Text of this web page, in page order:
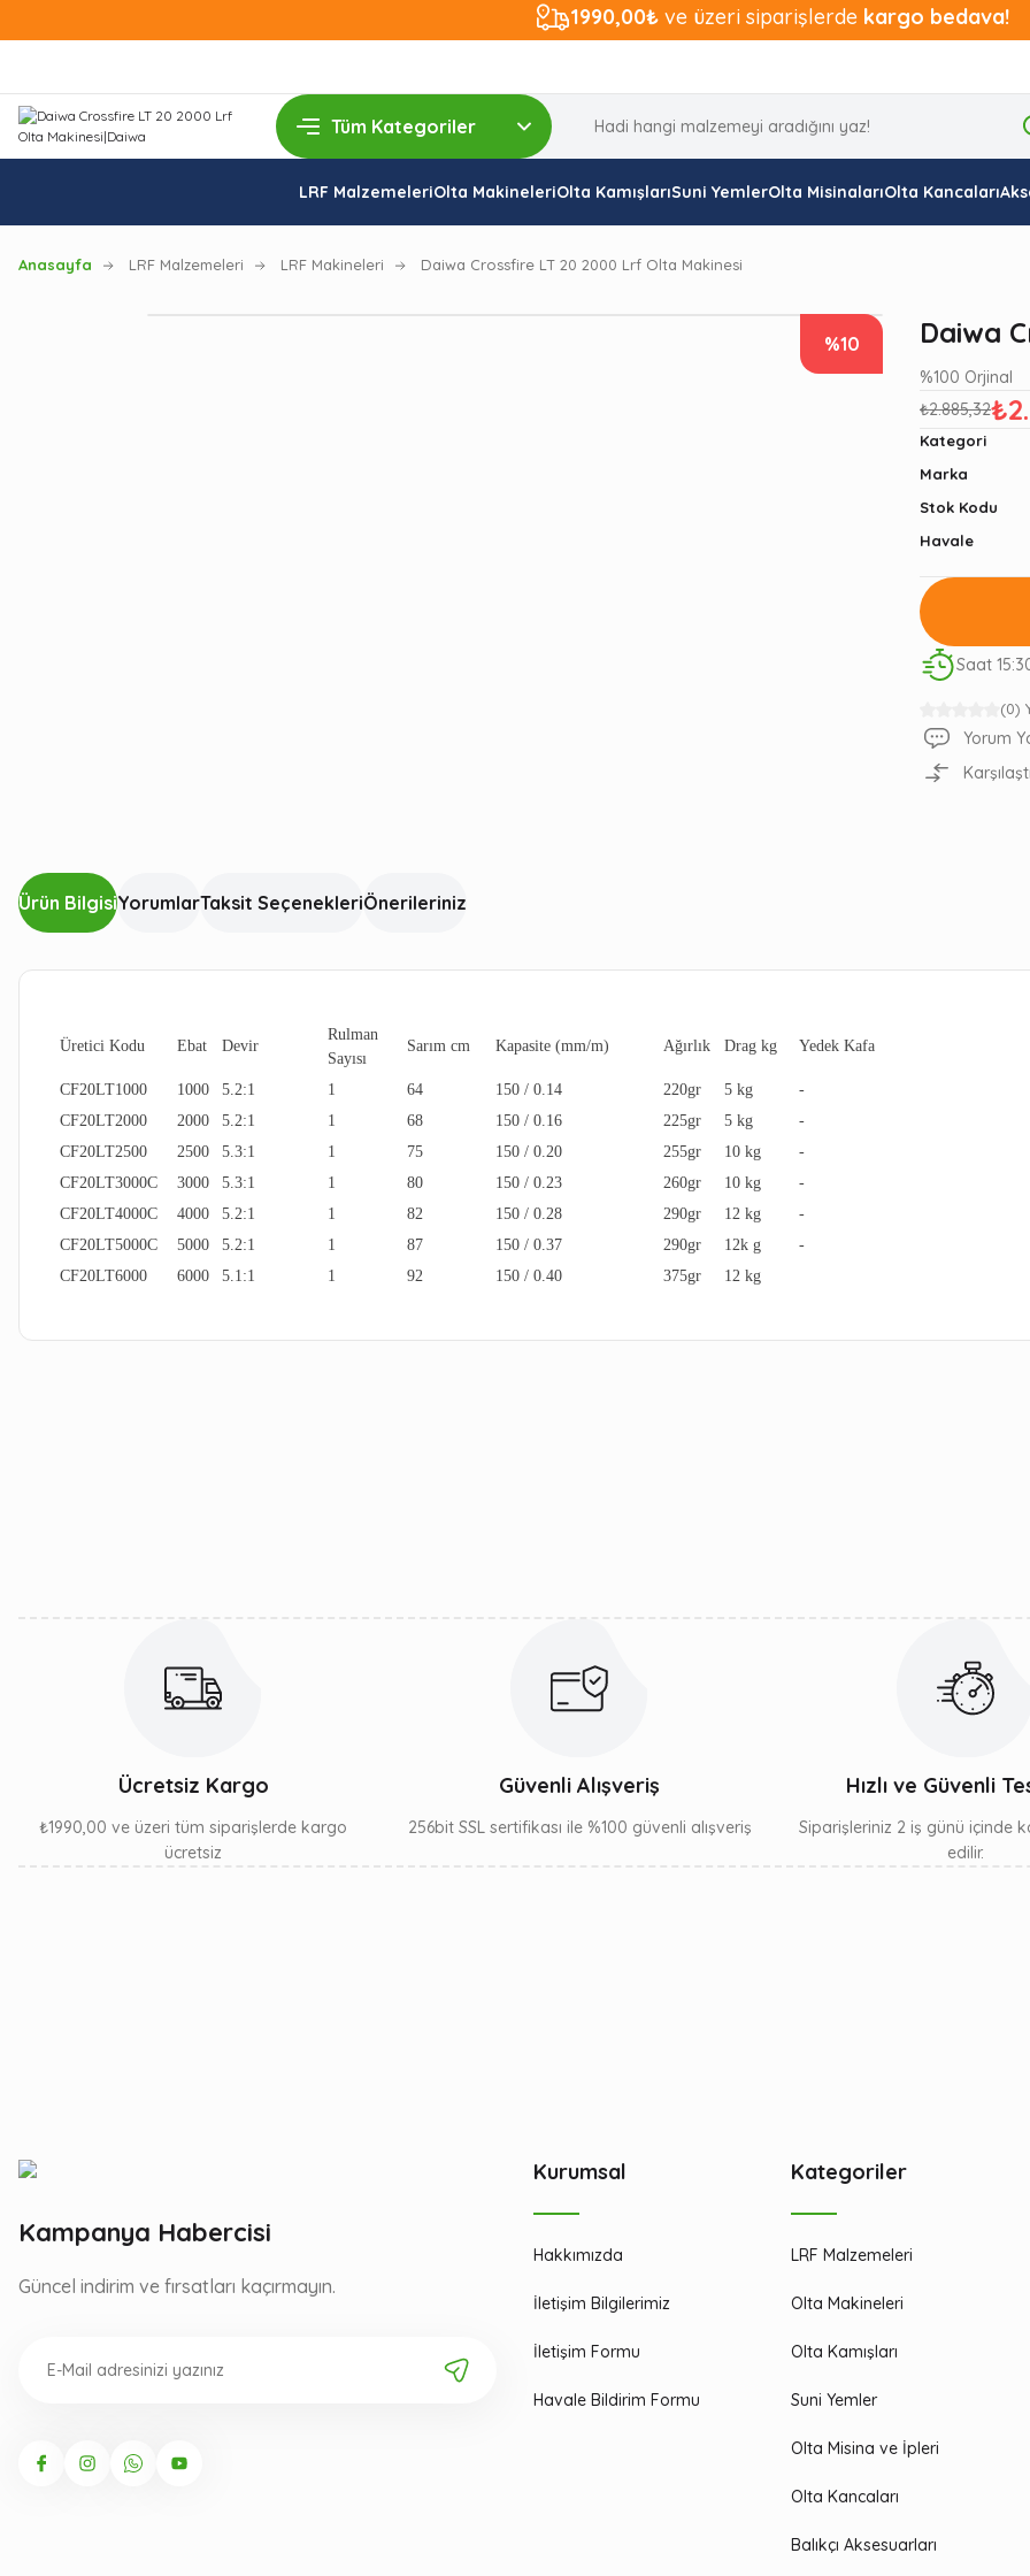
1990,00₺ ve üzeri siparişlerde kargo bedava!
LRF MalzemeleriOlta MakineleriOlta KamışlarıSuni YemlerOlta MisinalarıOlta Kancaları
Anasayfa LRF Malzemeleri LRF Makineleri Daiwa Crossfire LT 20 2000 Lrf Olta Makinesi
%10
(0)
Daiwa
%100 Orjinal
₺2.885,32
Kategori
Marka
Stok Kodu
Havale
Saat
Yorum
Ürün BilgisiYorumlarTaksit SeçenekleriÖnerileriniz
Üretici Kodu Ebat Devir
Rulman
Sayısı
Sarım cm Kapasite (mm/m) Ağırlık Drag kg Yedek Kafa
CF20LT1000 1000 5.2:1 1 64 150 / 0.14 220gr 5 kg
-
CF20LT2000
2000 5.2:1 1 68 150 / 0.16 225gr 5 kg
-
CF20LT2500
2500 5.3:1 1 75 150 / 0.20 255gr 10 kg
-
CF20LT3000C
3000 5.3:1 1 80 150 / 0.23 260gr 10 kg
-
CF20LT4000C
4000 5.2:1 1 82 150 / 0.28 290gr 12 kg
-
CF20LT5000C
5000 5.2:1 1 87 150 / 0.37 290gr 12k g
-
CF20LT6000
6000 5.1:1 1 92 150 / 0.40 375gr 12 kg
Ücretsiz Kargo
₺1990,00 ve üzeri tüm siparişlerde kargo
ücretsiz
Güvenli Alışveriş
256bit SSL sertifikası ile %100 güvenli alışveriş
Hızlı ve Güvenli
Siparişleriniz 2 iş günü içinde
edilir.
Kampanya Habercisi
Güncel indirim ve fırsatları kaçırmayın.
Kurumsal
Hakkımızda
İletişim Bilgilerimiz
İletişim Formu
Havale Bildirim Formu
Kategoriler
LRF Malzemeleri
Olta Makineleri
Olta Kamışları
Suni Yemler
Olta Misina ve İpleri
Olta Kancaları
Balıkçı Aksesuarları